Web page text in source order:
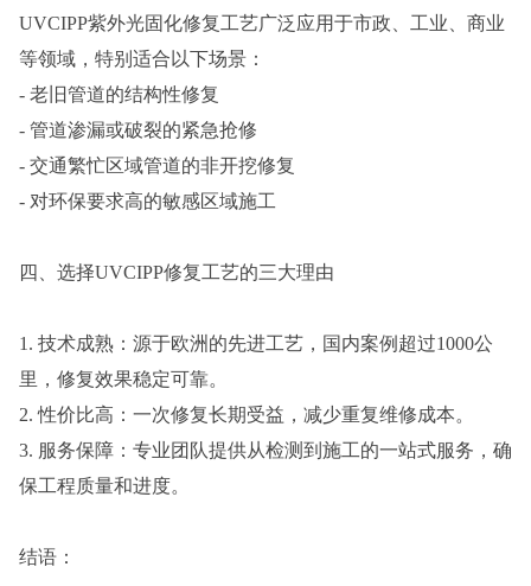
UVCIPP紫外光固化修复工艺广泛应用于市政、工业、商业
等领域，特别适合以下场景：
- 老旧管道的结构性修复
- 管道渗漏或破裂的紧急抢修
- 交通繁忙区域管道的非开挖修复
- 对环保要求高的敏感区域施工
四、选择UVCIPP修复工艺的三大理由
1. 技术成熟：源于欧洲的先进工艺，国内案例超过1000公
里，修复效果稳定可靠。
2. 性价比高：一次修复长期受益，减少重复维修成本。
3. 服务保障：专业团队提供从检测到施工的一站式服务，确
保工程质量和进度。
结语：